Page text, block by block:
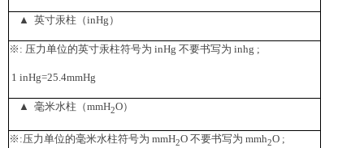
▲ 英寸汞柱（inHg）
※: 压力单位的英寸汞柱符号为 inHg 不要书写为 inhg ;
1 inHg=25.4mmHg
▲ 毫米水柱（mmH2O）
※:压力单位的毫米水柱符号为 mmH2O 不要书写为 mmh2O ;